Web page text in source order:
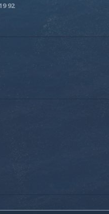
92